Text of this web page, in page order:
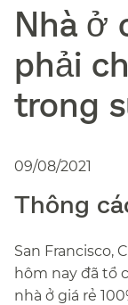
Nhà ở
phải
trong
09/08/2021
Thông
San Francisco,
hôm nay đã tổ
nhà ở giá rẻ